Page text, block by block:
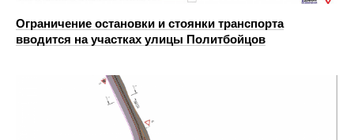
Ограничение остановки и стоянки транспорта
вводится на участках улицы Политбойцов